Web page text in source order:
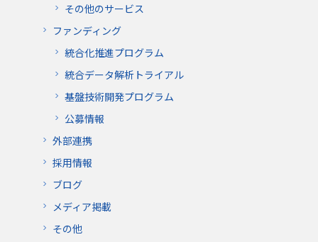
その他のサービス
ファンディング
統合化推進プログラム
統合データ解析トライアル
基盤技術開発プログラム
公募情報
外部連携
採用情報
ブログ
メディア掲載
その他